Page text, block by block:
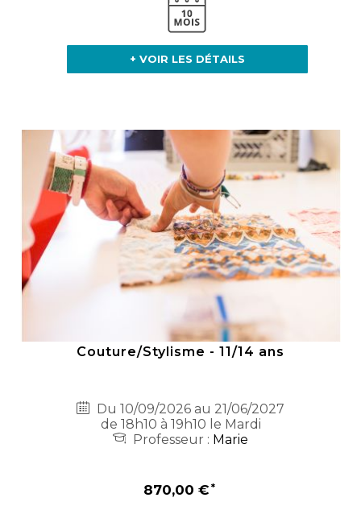
+ VOIR LES DÉTAILS
Couture/Stylisme - 11/14 ans
Du 10/09/2026 au 21/06/2027
de 18h10 à 19h10 le Mardi
Professeur : Marie
870,00 €